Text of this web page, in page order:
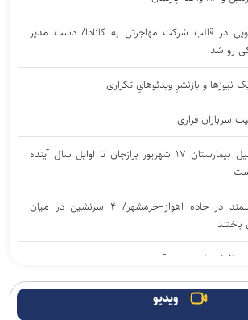
در قالب شرکت مهاجرتی به کانادا/ دست مدیر
و بازنشرِ ویدئوهایِ تکراری
سربازان فراری
وزیر بهداشت: تکمیل بیمارستان ۱۷ شهریور برازجان تا اوایل سال آینده
یرخورد مرگبار ۲ سمند در جاده اهواز–خرمشهر/ ۴ سرنشین در میان
پایتخت به آرامی می‌زند
موکب «سلام یا مهدی (عج)» در سامرا طی ۲۳ روز به حدود ۱۰۰ هزار زائر
خدمت‌رسانی کرد
ویدیو